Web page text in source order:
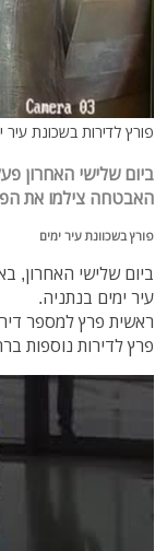
פורץ לדירות בשכונת עיר
ביום שלישי האחרון
האבטחה צילמו את
פורץ בשכוונת עיר ימים
ביום שלישי האחרון,
עיר ימים בנתניה.
ראשית פרץ למספר
פרץ לדירות נוספות